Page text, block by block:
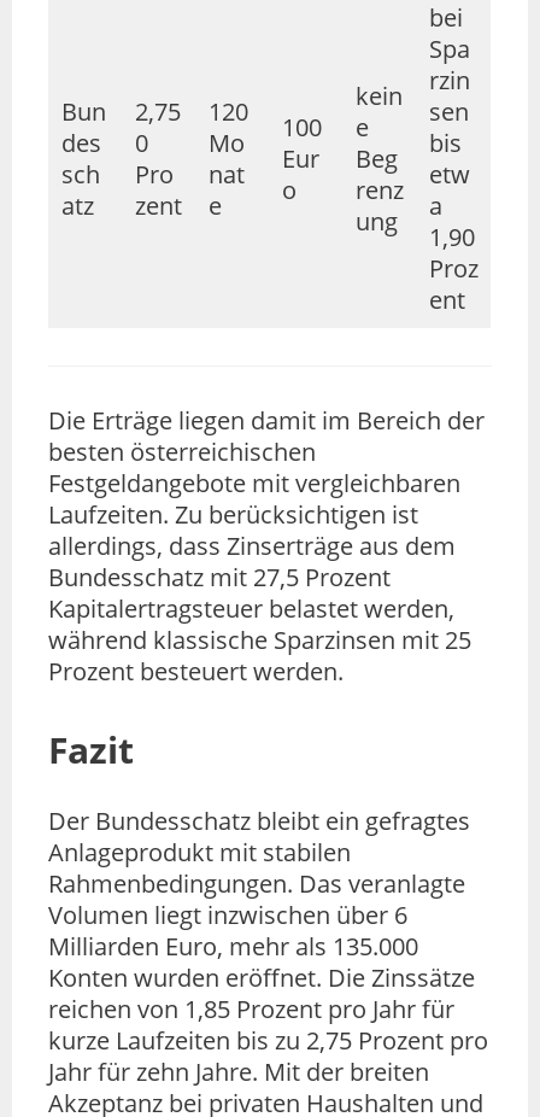
Bun
des
sch
atz
2,75
0
Pro
zent
120
Mo
nat
e
100
Eur
o
kein
e
Beg
renz
ung
bei
Spa
rzin
sen
bis
etw
a
1,90
Proz
ent
Die Erträge liegen damit im Bereich der
besten österreichischen
Festgeldangebote mit vergleichbaren
Laufzeiten. Zu berücksichtigen ist
allerdings, dass Zinserträge aus dem
Bundesschatz mit 27,5 Prozent
Kapitalertragsteuer belastet werden,
während klassische Sparzinsen mit 25
Prozent besteuert werden.
Fazit
Der Bundesschatz bleibt ein gefragtes
Anlageprodukt mit stabilen
Rahmenbedingungen. Das veranlagte
Volumen liegt inzwischen über 6
Milliarden Euro, mehr als 135.000
Konten wurden eröffnet. Die Zinssätze
reichen von 1,85 Prozent pro Jahr für
kurze Laufzeiten bis zu 2,75 Prozent pro
Jahr für zehn Jahre. Mit der breiten
Akzeptanz bei privaten Haushalten und